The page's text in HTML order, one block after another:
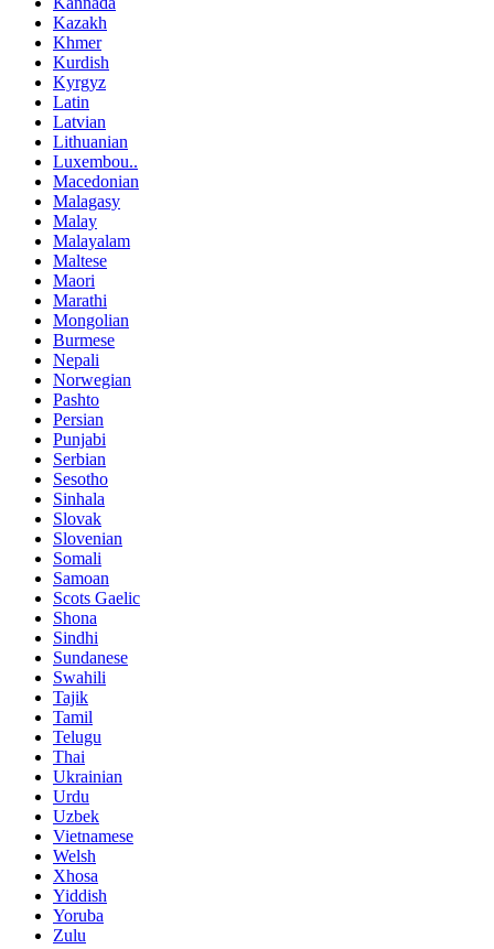
Kazakh
Khmer
Kurdish
Kyrgyz
Latin
Latvian
Lithuanian
Luxembou..
Macedonian
Malagasy
Malay
Malayalam
Maltese
Maori
Marathi
Mongolian
Burmese
Nepali
Norwegian
Pashto
Persian
Punjabi
Serbian
Sesotho
Sinhala
Slovak
Slovenian
Somali
Samoan
Scots Gaelic
Shona
Sindhi
Sundanese
Swahili
Tajik
Tamil
Telugu
Thai
Ukrainian
Urdu
Uzbek
Vietnamese
Welsh
Xhosa
Yiddish
Yoruba
Zulu